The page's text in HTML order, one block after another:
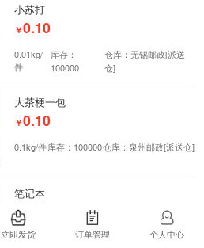
小苏打
￥0.10
0.01kg/
件
库存：
100000
仓库：无锡邮政[派送
仓]
大茶梗一包
￥0.10
0.1kg/件库存：100000仓库：泉州邮政[派送仓]
笔记本
￥0.50
0.1kg/件 库存：100000仓库：广州申通[派送仓]
立即发货 订单管理 个人中心